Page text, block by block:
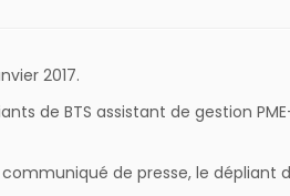
2017.
de BTS assistant de gestion
de presse, le dépliant